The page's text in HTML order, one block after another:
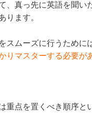
、真っ先に英語を聞
ります。
スムーズに行うために
りマスターする必要が
重点を置くべき順序